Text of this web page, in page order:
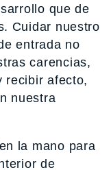
que de
Cuidar nuestro
entrada no
carencias,
recibir afecto,
nuestra
la mano para
de